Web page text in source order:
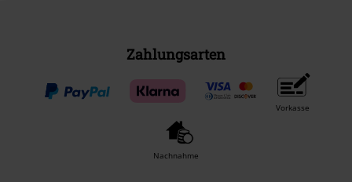
Zahlungsarten
Vorkasse
Nachnahme